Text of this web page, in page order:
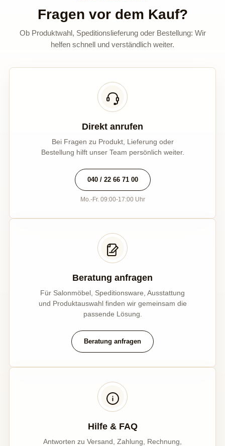
Fragen vor dem Kauf?
Ob Produktwahl, Speditionslieferung oder Bestellung: Wir
helfen schnell und verständlich weiter.
Direkt anrufen
Bei Fragen zu Produkt, Lieferung oder
Bestellung hilft unser Team persönlich weiter.
040 / 22 66 71 00
Mo.-Fr. 09:00-17:00 Uhr
Beratung anfragen
Für Salonmöbel, Speditionsware, Ausstattung
und Produktauswahl finden wir gemeinsam die
passende Lösung.
Beratung anfragen
Hilfe & FAQ
Antworten zu Versand, Zahlung, Rechnung,